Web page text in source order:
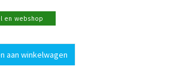
en webshop
aan winkelwagen